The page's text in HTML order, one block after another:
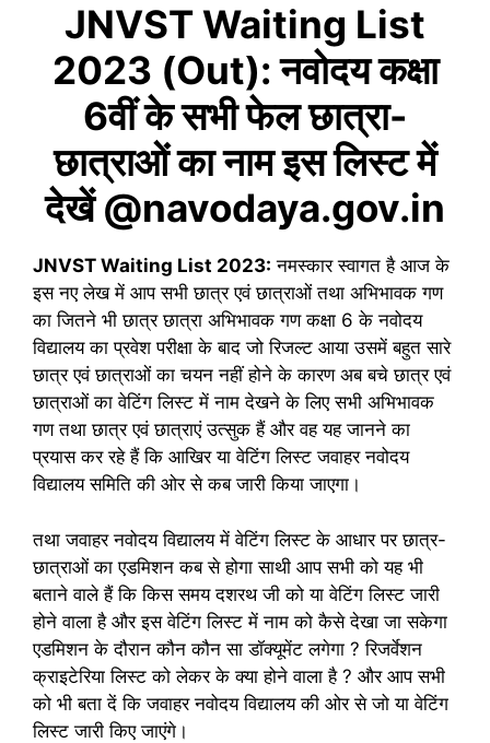
JNVST Waiting List
2023 (Out): नवोदय कक्षा
6वीं के सभी फेल छात्रा-
छात्राओं का नाम इस लिस्ट में
देखें @navodaya.gov.in
JNVST Waiting List 2023: नमस्कार स्वागत है आज के
इस नए लेख में आप सभी छात्र एवं छात्राओं तथा अभिभावक गण
का जितने भी छात्र छात्रा अभिभावक गण कक्षा 6 के नवोदय
विद्यालय का प्रवेश परीक्षा के बाद जो रिजल्ट आया उसमें बहुत सारे
छात्र एवं छात्राओं का चयन नहीं होने के कारण अब बचे छात्र एवं
छात्राओं का वेटिंग लिस्ट में नाम देखने के लिए सभी अभिभावक
गण तथा छात्र एवं छात्राएं उत्सुक हैं और वह यह जानने का
प्रयास कर रहे हैं कि आखिर या वेटिंग लिस्ट जवाहर नवोदय
विद्यालय समिति की ओर से कब जारी किया जाएगा।
तथा जवाहर नवोदय विद्यालय में वेटिंग लिस्ट के आधार पर छात्र-
छात्राओं का एडमिशन कब से होगा साथी आप सभी को यह भी
बताने वाले हैं कि किस समय दशरथ जी को या वेटिंग लिस्ट जारी
होने वाला है और इस वेटिंग लिस्ट में नाम को कैसे देखा जा सकेगा
एडमिशन के दौरान कौन कौन सा डॉक्यूमेंट लगेगा ? रिजर्वेशन
क्राइटेरिया लिस्ट को लेकर के क्या होने वाला है ? और आप सभी
को भी बता दें कि जवाहर नवोदय विद्यालय की ओर से जो या वेटिंग
लिस्ट जारी किए जाएंगे।